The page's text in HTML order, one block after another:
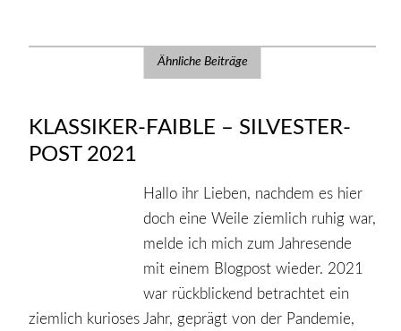
Ähnliche Beiträge
KLASSIKER-FAIBLE – SILVESTER-
POST 2021
Hallo ihr Lieben, nachdem es hier
doch eine Weile ziemlich ruhig war,
melde ich mich zum Jahresende
mit einem Blogpost wieder. 2021
war rückblickend betrachtet ein
ziemlich kurioses Jahr, geprägt von der Pandemie,